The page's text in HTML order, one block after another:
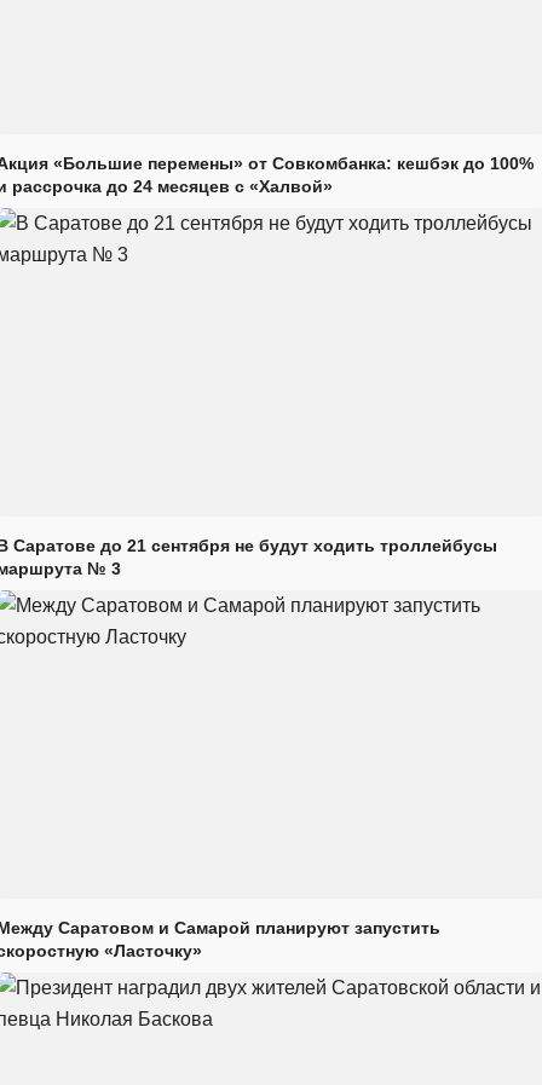
«Большие перемены» от Совкомбанка: кешбэк до 100%
рассрочка до 24 месяцев с «Халвой»
Саратове до 21 сентября не будут ходить троллейбусы
№ 3
Саратовом и Самарой планируют запустить
«Ласточку»